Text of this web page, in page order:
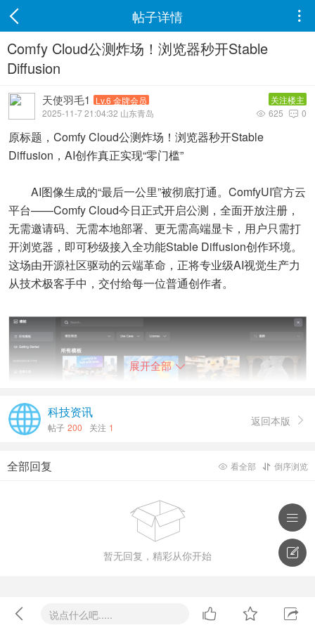
帖子详情 
Comfy Cloud公测炸场！浏览器秒开Stable
Diffusion
天使羽毛1 Lv.6 金牌会员
关注楼主
2025-11-7 21:04:32 山东青岛
 0
 625
原标题，Comfy Cloud公测炸场！浏览器秒开Stable
Diffusion，AI创作真正实现“零门槛”
AI图像生成的“最后一公里”被彻底打通。ComfyUI官方云
平台——Comfy Cloud今日正式开启公测，全面开放注册，
无需邀请码、无需本地部署、更无需高端显卡，用户只需打
开浏览器，即可秒级接入全功能Stable Diffusion创作环境。
这场由开源社区驱动的云端革命，正将专业级AI视觉生产力
从技术极客手中，交付给每一位普通创作者。
即开即用：告别安装地狱，Mac用户也能玩转Flux
过去，使用ComfyUI意味着复杂的依赖安装、模型下载
次点击：注册后几秒内加载完整界面，内置Stable
展开全部 
科技资讯
帖子 200 关注 1 返回本版 
 倒序浏览
 看全部
全部回复

暂无回复，精彩从你开始
 说点什么吧.....   

